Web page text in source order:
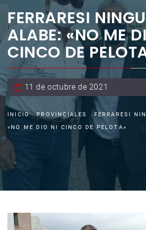
FERRARESI
ALABE: «NO ME
CINCO DE
11 de octubre de 2021
INICIO PROVINCIALES
FERRARESI
«NO ME DIO NI CINCO DE PELOTA»